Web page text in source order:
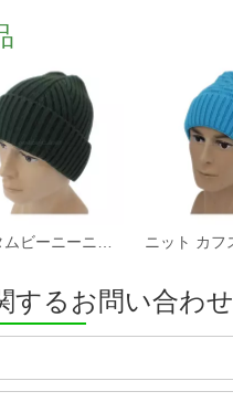
するお問い合わせ